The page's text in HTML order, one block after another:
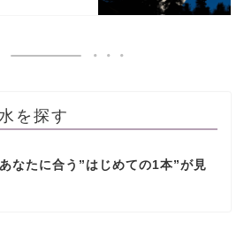
を探す
なたに合う”はじめての1本”が見